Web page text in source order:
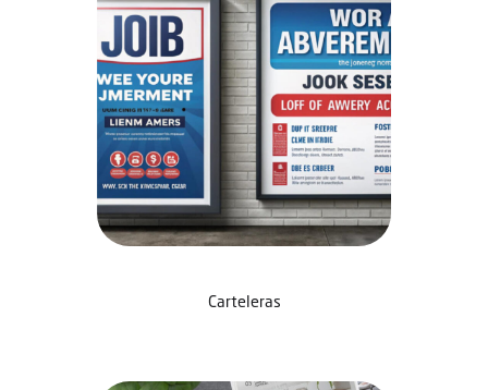
Carteleras